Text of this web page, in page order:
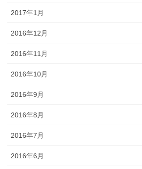
2017年1月
2016年12月
2016年11月
2016年10月
2016年9月
2016年8月
2016年7月
2016年6月